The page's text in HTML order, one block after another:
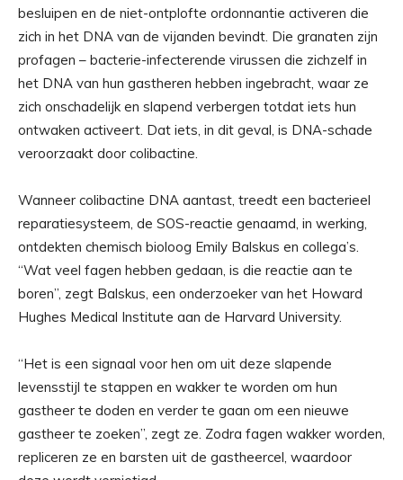
besluipen en de niet-ontplofte ordonnantie activeren die
zich in het DNA van de vijanden bevindt. Die granaten zijn
profagen – bacterie-infecterende virussen die zichzelf in
het DNA van hun gastheren hebben ingebracht, waar ze
zich onschadelijk en slapend verbergen totdat iets hun
ontwaken activeert. Dat iets, in dit geval, is DNA-schade
veroorzaakt door colibactine.
Wanneer colibactine DNA aantast, treedt een bacterieel
reparatiesysteem, de SOS-reactie genaamd, in werking,
ontdekten chemisch bioloog Emily Balskus en collega’s.
“Wat veel fagen hebben gedaan, is die reactie aan te
boren”, zegt Balskus, een onderzoeker van het Howard
Hughes Medical Institute aan de Harvard University.
“Het is een signaal voor hen om uit deze slapende
levensstijl te stappen en wakker te worden om hun
gastheer te doden en verder te gaan om een ​​nieuwe
gastheer te zoeken”, zegt ze. Zodra fagen wakker worden,
repliceren ze en barsten uit de gastheercel, waardoor